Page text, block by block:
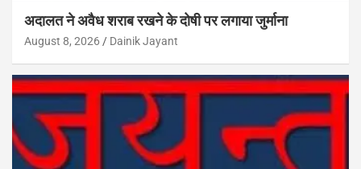
अदालत ने अवैध शराब रखने के दोषी पर लगाया जुर्माना
August 8, 2026 Dainik Jayant